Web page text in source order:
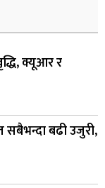
क्यूआर र
सबैभन्दा बढी उजुरी,